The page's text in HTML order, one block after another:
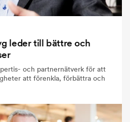
leder till bättre och
och partnernätverk för att
att förenkla, förbättra och